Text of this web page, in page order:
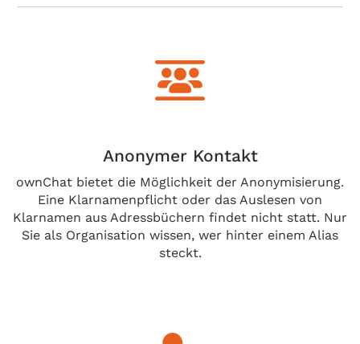
Anonymer Kontakt
ownChat bietet die Möglichkeit der Anonymisierung.
Eine Klarnamenpflicht oder das Auslesen von
Klarnamen aus Adressbüchern findet nicht statt. Nur
Sie als Organisation wissen, wer hinter einem Alias
steckt.